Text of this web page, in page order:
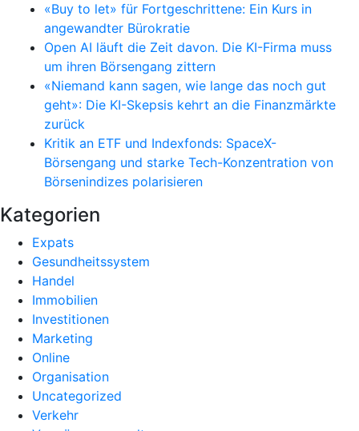
«Buy to let» für Fortgeschrittene: Ein Kurs in
angewandter Bürokratie
Open AI läuft die Zeit davon. Die KI-Firma muss
um ihren Börsengang zittern
«Niemand kann sagen, wie lange das noch gut
geht»: Die KI-Skepsis kehrt an die Finanzmärkte
zurück
Kritik an ETF und Indexfonds: SpaceX-
Börsengang und starke Tech-Konzentration von
Börsenindizes polarisieren
Kategorien
Expats
Gesundheitssystem
Handel
Immobilien
Investitionen
Marketing
Online
Organisation
Uncategorized
Verkehr